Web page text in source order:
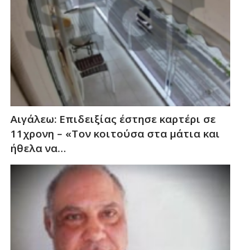
Αιγάλεω: Επιδειξίας έστησε καρτέρι σε
11χρονη – «Τον κοιτούσα στα μάτια και
ήθελα να…